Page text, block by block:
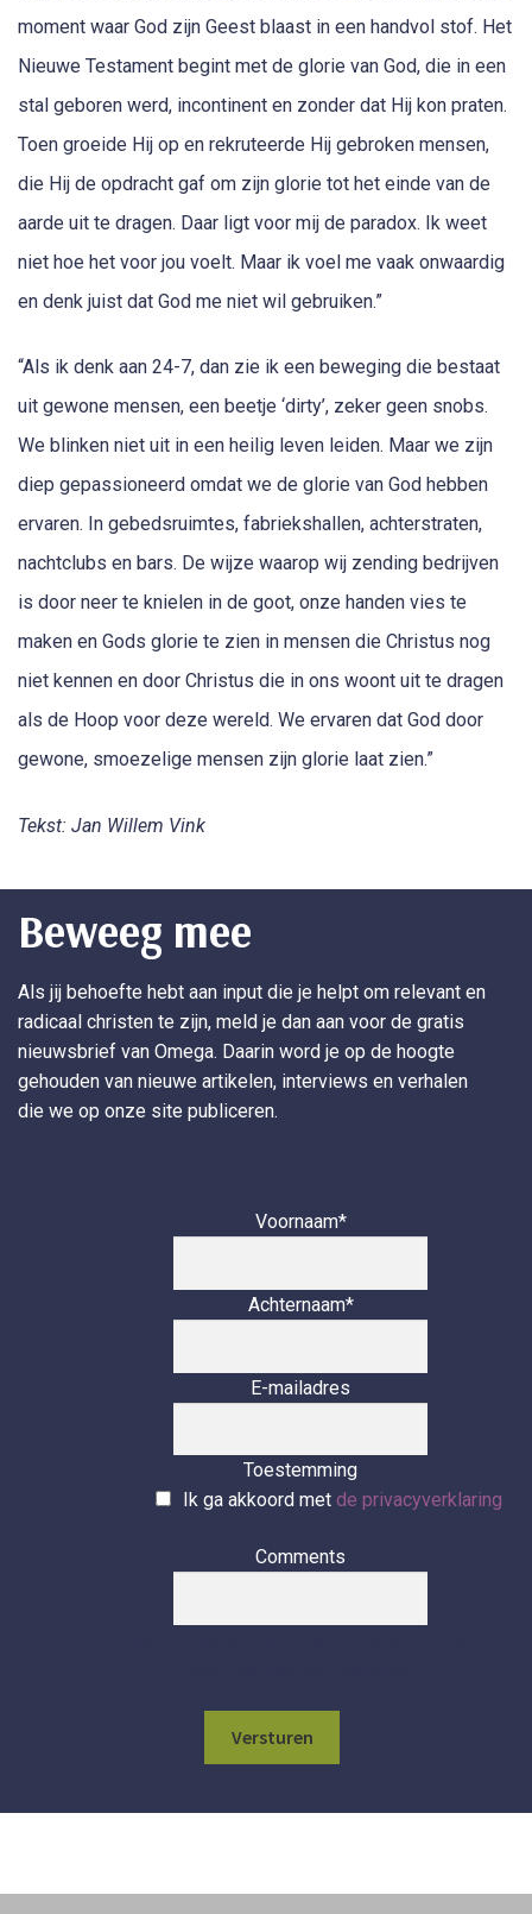
moment waar God zijn Geest blaast in een handvol stof. Het
Nieuwe Testament begint met de glorie van God, die in een
stal geboren werd, incontinent en zonder dat Hij kon praten.
Toen groeide Hij op en rekruteerde Hij gebroken mensen,
die Hij de opdracht gaf om zijn glorie tot het einde van de
aarde uit te dragen. Daar ligt voor mij de paradox. Ik weet
niet hoe het voor jou voelt. Maar ik voel me vaak onwaardig
en denk juist dat God me niet wil gebruiken.”
“Als ik denk aan 24-7, dan zie ik een beweging die bestaat
uit gewone mensen, een beetje ‘dirty’, zeker geen snobs.
We blinken niet uit in een heilig leven leiden. Maar we zijn
diep gepassioneerd omdat we de glorie van God hebben
ervaren. In gebedsruimtes, fabriekshallen, achterstraten,
nachtclubs en bars. De wijze waarop wij zending bedrijven
is door neer te knielen in de goot, onze handen vies te
maken en Gods glorie te zien in mensen die Christus nog
niet kennen en door Christus die in ons woont uit te dragen
als de Hoop voor deze wereld. We ervaren dat God door
gewone, smoezelige mensen zijn glorie laat zien.”
Tekst: Jan Willem Vink
Beweeg mee
Als jij behoefte hebt aan input die je helpt om relevant en
radicaal christen te zijn, meld je dan aan voor de gratis
nieuwsbrief van Omega. Daarin word je op de hoogte
gehouden van nieuwe artikelen, interviews en verhalen
die we op onze site publiceren.
Voornaam*
Achternaam*
E-mailadres
Toestemming
Ik ga akkoord metde privacyverklaring
Comments